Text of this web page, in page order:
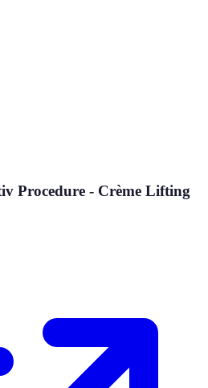
Procedure - Crème Lifting